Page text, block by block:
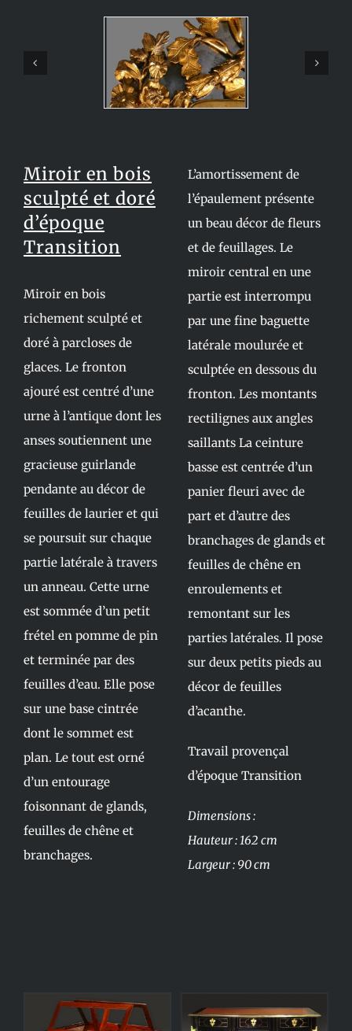
Miroir en bois
sculpté et doré
d’époque
Transition
Miroir en bois
richement sculpté et
doré à parcloses de
glaces. Le fronton
ajouré est centré d’une
urne à l’antique dont les
anses soutiennent une
gracieuse guirlande
pendante au décor de
feuilles de laurier et qui
se poursuit sur chaque
partie latérale à travers
un anneau. Cette urne
est sommée d’un petit
frétel en pomme de pin
et terminée par des
feuilles d’eau. Elle pose
sur une base cintrée
dont le sommet est
plan. Le tout est orné
d’un entourage
foisonnant de glands,
feuilles de chêne et
branchages.
L’amortissement de
l’épaulement présente
un beau décor de fleurs
et de feuillages. Le
miroir central en une
partie est interrompu
par une fine baguette
latérale moulurée et
sculptée en dessous du
fronton. Les montants
rectilignes aux angles
saillants La ceinture
basse est centrée d’un
panier fleuri avec de
part et d’autre des
branchages de glands et
feuilles de chêne en
enroulements et
remontant sur les
parties latérales. Il pose
sur deux petits pieds au
décor de feuilles
d’acanthe.
Travail provençal
d’époque Transition
Dimensions :
Hauteur : 162 cm
Largeur : 90 cm